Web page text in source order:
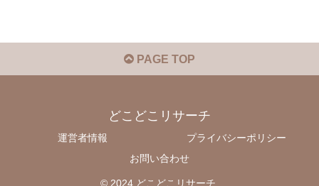
PAGE TOP
どこどこリサーチ
運営者情報
プライバシーポリシー
お問い合わせ
© 2024 どこどこリサーチ.